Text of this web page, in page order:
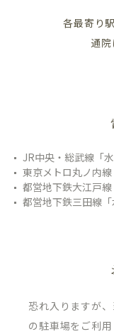
各最寄り
通院
JR中央・総武線「
東京メトロ丸ノ内
都営地下鉄大江戸
都営地下鉄三田線
恐れ入りますが
の駐車場をご利用